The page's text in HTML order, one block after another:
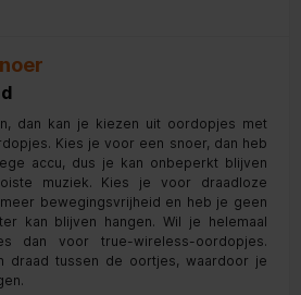
dan kan je kiezen uit oordopjes met
Kies je voor een snoer, dan heb
accu, dus je kan onbeperkt blijven
muziek. Kies je voor draadloze
bewegingsvrijheid en heb je geen
kan blijven hangen. Wil je helemaal
dan voor true-wireless-oordopjes.
draad tussen de oortjes, waardoor je